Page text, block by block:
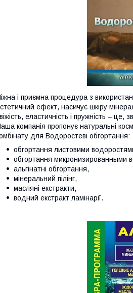
і приємна процедура з
ефект, насичує шкіру
еластичність і пружність –
компанія пропонує натуральні
для Водоростеві обгортання:
обгортання листовими
обгортання микронизированными
альгінатні обгортання,
мінеральний пілінг,
масляні екстракти,
водний екстракт ламінарії.